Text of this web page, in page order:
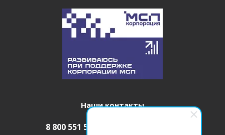
Наши контакты
8 800 551 52 08